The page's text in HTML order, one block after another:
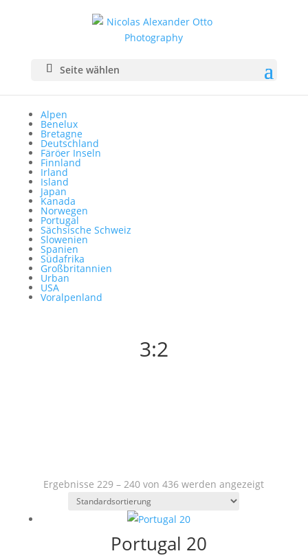
Seite wählen
Alpen
Benelux
Bretagne
Deutschland
Färöer Inseln
Finnland
Irland
Island
Japan
Kanada
Norwegen
Portugal
Sächsische Schweiz
Slowenien
Spanien
Südafrika
Großbritannien
Urban
USA
Voralpenland
3:2
Ergebnisse 229 – 240 von 436 werden angezeigt
Portugal 20